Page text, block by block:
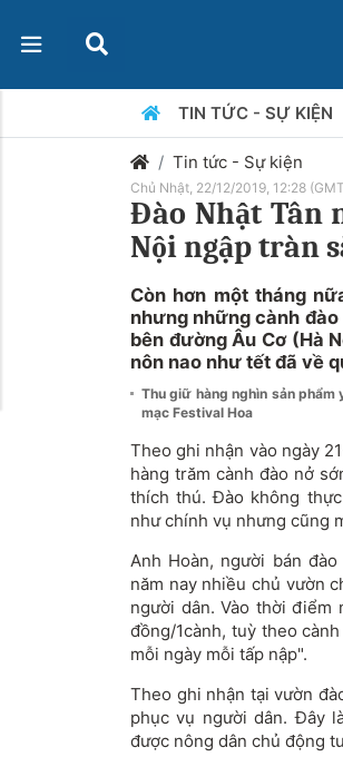
TIN TỨC - SỰ KIỆN
Tin tức - Sự kiện
Chủ Nhật, 22/12/2019, 12:28
Đào Nhật Tân
Nội ngập tràn
Còn hơn một tháng
nhưng những cành
bên đường Âu Cơ (Hà
nôn nao như tết đã về
Thu giữ hàng nghìn sản phẩm
mạc Festival Hoa
Theo ghi nhận vào ngày
hàng trăm cành đào nở
thích thú. Đào không
như chính vụ nhưng cũng
Anh Hoàn, người bán
năm nay nhiều chủ vườn
người dân. Vào thời điểm
đồng/1cành, tuỳ theo
mỗi ngày mỗi tấp nập".
Theo ghi nhận tại vườn
phục vụ người dân. Đây
được nông dân chủ động